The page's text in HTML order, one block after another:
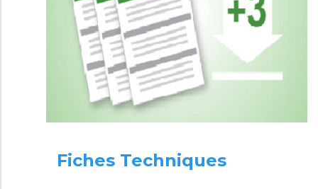
Fiches Techniques